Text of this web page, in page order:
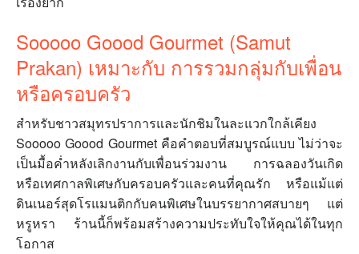
Sooooo Goood Gourmet (Samut
Prakan) เหมาะกับ การรวมกลุ่มกับเพื่อน
หรือครอบครัว
สำหรับชาวสมุทรปราการและนักชิมในละแวกใกล้เคียง
Sooooo Goood Gourmet คือคำตอบที่สมบูรณ์แบบ ไม่ว่าจะ
เป็นมื้อค่ำหลังเลิกงานกับเพื่อนร่วมงาน การฉลองวันเกิด
หรือเทศกาลพิเศษกับครอบครัวและคนที่คุณรัก หรือแม้แต่
ดินเนอร์สุดโรแมนติกกับคนพิเศษในบรรยากาศสบายๆ แต่
หรูหรา ร้านนี้ก็พร้อมสร้างความประทับใจให้คุณได้ในทุก
โอกาส